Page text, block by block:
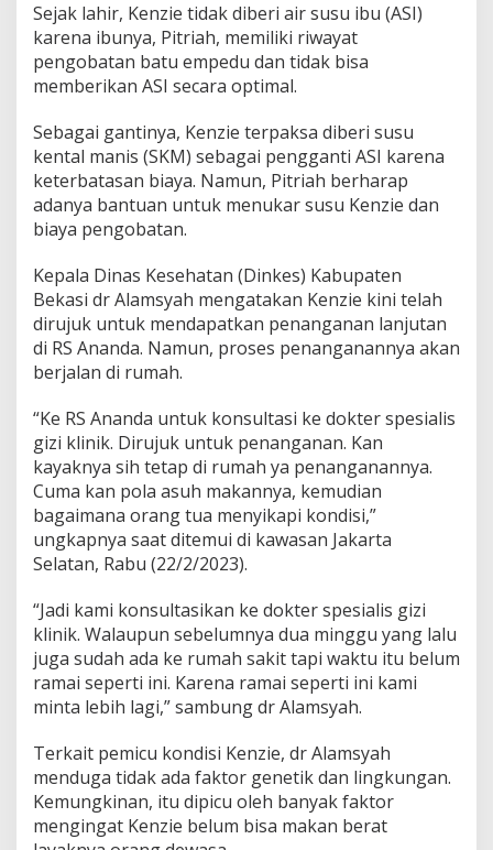
Sejak lahir, Kenzie tidak diberi air susu ibu (ASI)
karena ibunya, Pitriah, memiliki riwayat
pengobatan batu empedu dan tidak bisa
memberikan ASI secara optimal.
Sebagai gantinya, Kenzie terpaksa diberi susu
kental manis (SKM) sebagai pengganti ASI karena
keterbatasan biaya. Namun, Pitriah berharap
adanya bantuan untuk menukar susu Kenzie dan
biaya pengobatan.
Kepala Dinas Kesehatan (Dinkes) Kabupaten
Bekasi dr Alamsyah mengatakan Kenzie kini telah
dirujuk untuk mendapatkan penanganan lanjutan
di RS Ananda. Namun, proses penanganannya akan
berjalan di rumah.
“Ke RS Ananda untuk konsultasi ke dokter spesialis
gizi klinik. Dirujuk untuk penanganan. Kan
kayaknya sih tetap di rumah ya penanganannya.
Cuma kan pola asuh makannya, kemudian
bagaimana orang tua menyikapi kondisi,”
ungkapnya saat ditemui di kawasan Jakarta
Selatan, Rabu (22/2/2023).
“Jadi kami konsultasikan ke dokter spesialis gizi
klinik. Walaupun sebelumnya dua minggu yang lalu
juga sudah ada ke rumah sakit tapi waktu itu belum
ramai seperti ini. Karena ramai seperti ini kami
minta lebih lagi,” sambung dr Alamsyah.
Terkait pemicu kondisi Kenzie, dr Alamsyah
menduga tidak ada faktor genetik dan lingkungan.
Kemungkinan, itu dipicu oleh banyak faktor
mengingat Kenzie belum bisa makan berat